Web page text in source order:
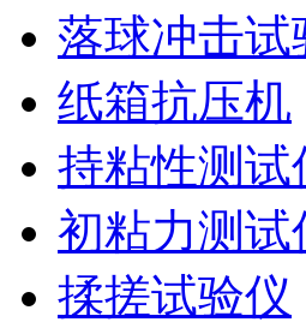
落球冲击试
纸箱抗压机
持粘性测试
初粘力测试
揉搓试验仪